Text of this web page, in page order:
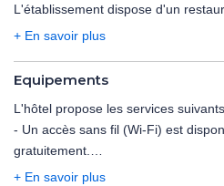
L'établissement dispose d'un
déjeuner continental
l'établissement.
+ En savoir plus
Equipements
L'hôtel propose les services
- Un accès sans fil (Wi-Fi) est
gratuitement.
- Salon de coiffure
+ En savoir plus